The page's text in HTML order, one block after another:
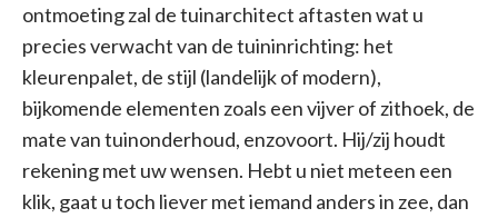
ontmoeting zal de tuinarchitect aftasten wat u
precies verwacht van de tuininrichting: het
kleurenpalet, de stijl (landelijk of modern),
bijkomende elementen zoals een vijver of zithoek, de
mate van tuinonderhoud, enzovoort. Hij/zij houdt
rekening met uw wensen. Hebt u niet meteen een
klik, gaat u toch liever met iemand anders in zee, dan